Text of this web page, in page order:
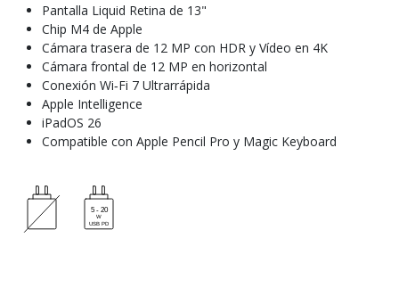
Pantalla Liquid Retina de 13"
Chip M4 de Apple
Cámara trasera de 12 MP con HDR y Vídeo en 4K
Cámara frontal de 12 MP en horizontal
Conexión Wi‑Fi 7 Ultrarrápida
Apple Intelligence
iPadOS 26
Compatible con Apple Pencil Pro y Magic Keyboard